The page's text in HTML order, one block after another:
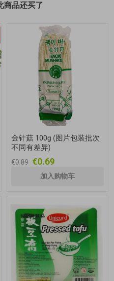
商品还买了
金针菇 100g (图片包装批次
不同有差异)
€0.89 €0.69